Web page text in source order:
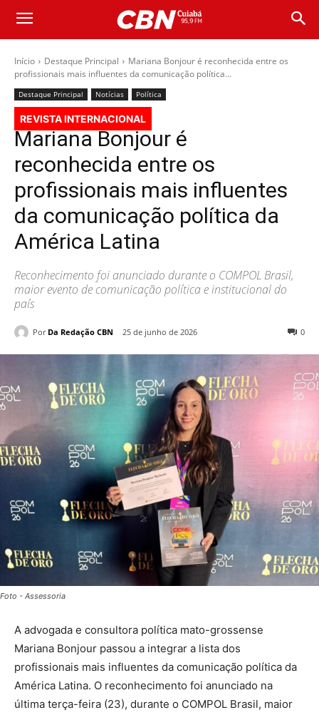
Início Destaque Principal
Mariana Bonjour é reconhecida entre os
profissionais mais influentes da comunicação política...
Destaque Principal Notícias Política
REVISTA INTERNACIONAL
Mariana Bonjour é
reconhecida entre os
profissionais mais influentes
da comunicação política da
América Latina
Reconhecimento foi anunciado durante o COMPOL Brasil,
maior evento de comunicação política e institucional do
país
Por Da Redação CBN 25 de junho de 2026 0
Foto - Assessoria
A advogada e consultora política mato-grossense
Mariana Bonjour passou a integrar a lista dos
profissionais mais influentes da comunicação política da
América Latina. O reconhecimento foi anunciado na
última terça-feira (23), durante o COMPOL Brasil, maior